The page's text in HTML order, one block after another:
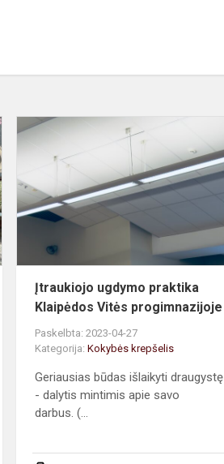
STEAM:
laikas
Saulės
sistemoje
Įtraukiojo ugdymo praktika
Klaipėdos Vitės progimnazijoje
Paskelbta: 2023-04-27
Kategorija:Kokybės krepšelis
Geriausias būdas išlaikyti draugystę
- dalytis mintimis apie savo
darbus. (...